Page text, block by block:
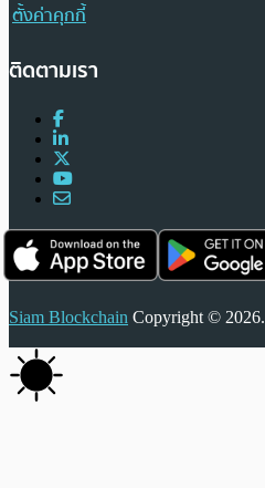
ตั้งค่าคุกกี้
ติดตามเรา
Siam Blockchain Copyright © 2026.